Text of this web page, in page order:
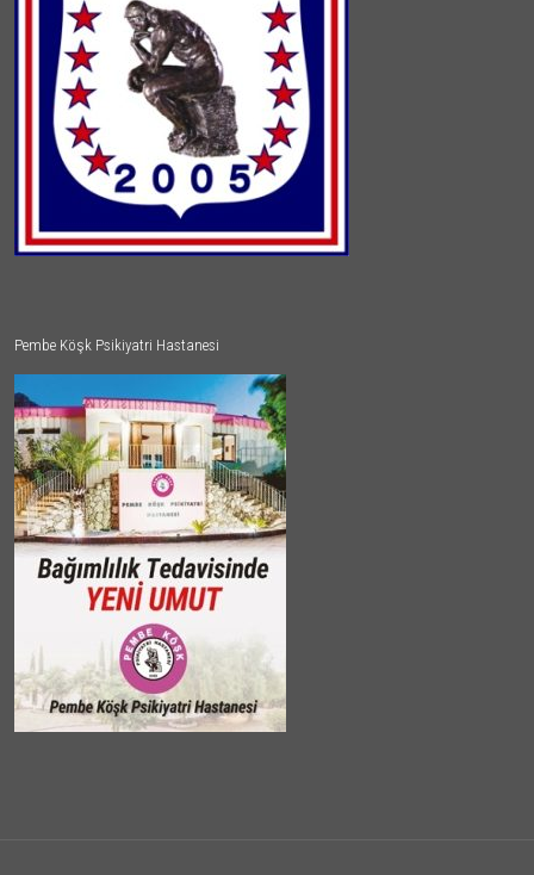
Pembe Köşk Psikiyatri Hastanesi